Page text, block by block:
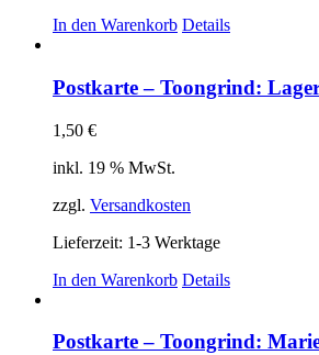
In den Warenkorb Details
Postkarte – Toongrind:
1,50 €
inkl. 19 % MwSt.
zzgl. Versandkosten
Lieferzeit: 1-3 Werktage
In den Warenkorb Details
Postkarte – Toongrind: